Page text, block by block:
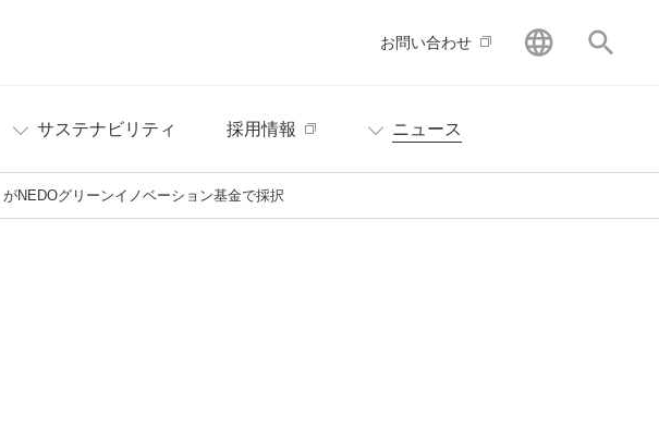
お問い合わせ GLOBAL
サステナビリティ 採用情報 ニュース
NEDOグリーンイノベーション基金で採択